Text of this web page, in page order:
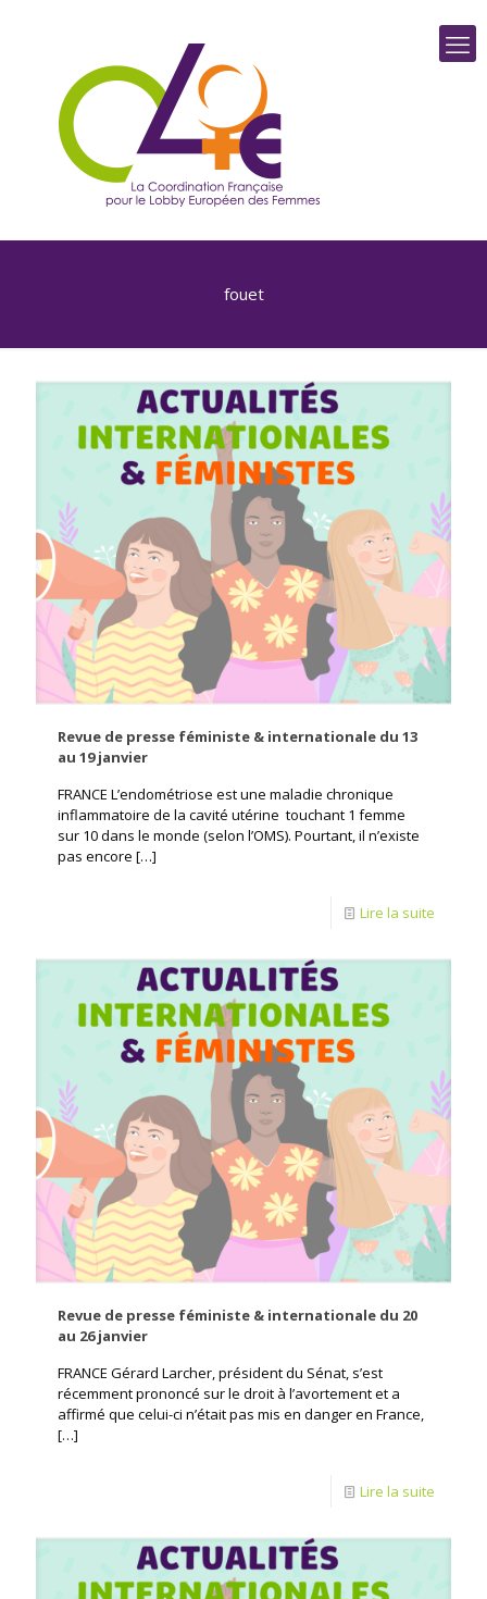
fouet
Revue de presse féministe & internationale du 13
au 19 janvier
FRANCE L’endométriose est une maladie chronique
inflammatoire de la cavité utérine touchant 1 femme
sur 10 dans le monde (selon l’OMS). Pourtant, il n’existe
pas encore […]
Lire la suite
Revue de presse féministe & internationale du 20
au 26 janvier
FRANCE Gérard Larcher, président du Sénat, s’est
récemment prononcé sur le droit à l’avortement et a
affirmé que celui-ci n’était pas mis en danger en France,
[…]
Lire la suite